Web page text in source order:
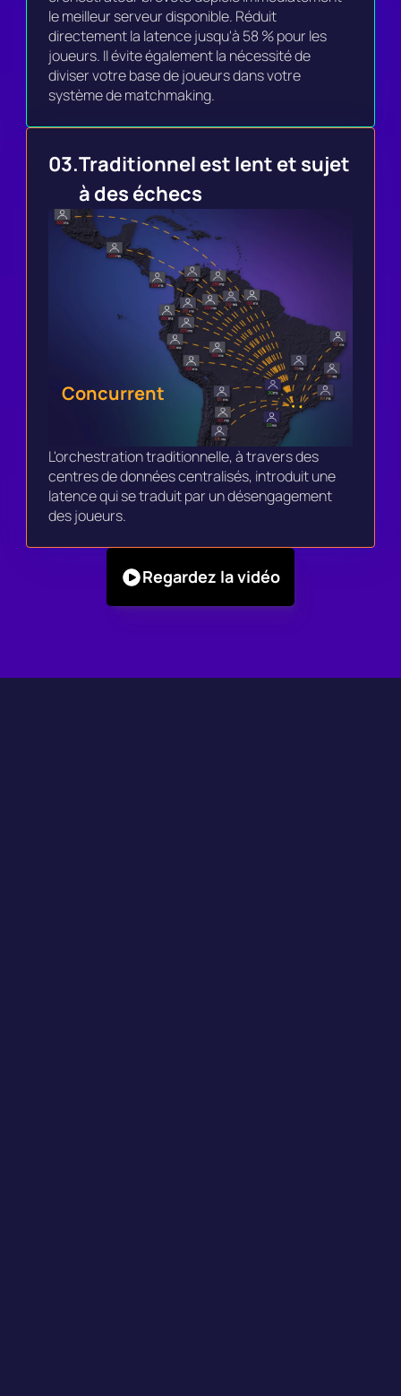
le meilleur serveur disponible. Réduit
directement la latence jusqu'à 58 % pour les
joueurs. Il évite également la nécessité de
diviser votre base de joueurs dans votre
système de matchmaking.
03.Traditionnel est lent et sujet
à des échecs
L'orchestration traditionnelle, à travers des
centres de données centralisés, introduit une
latence qui se traduit par un désengagement
des joueurs.
Concurrent
Regardez la vidéo